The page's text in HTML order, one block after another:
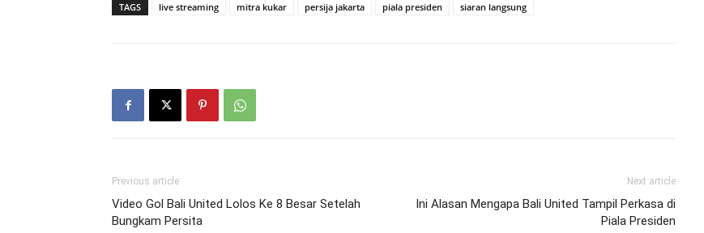
TAGS live streaming mitra kukar persija jakarta piala presiden siaran langsung
Previous article
Video Gol Bali United Lolos Ke 8 Besar Setelah
Bungkam Persita
Next article
Ini Alasan Mengapa Bali United Tampil Perkasa di
Piala Presiden